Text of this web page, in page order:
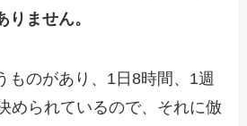
ません。
ものがあり、1日8時間、1週
められているので、それに倣